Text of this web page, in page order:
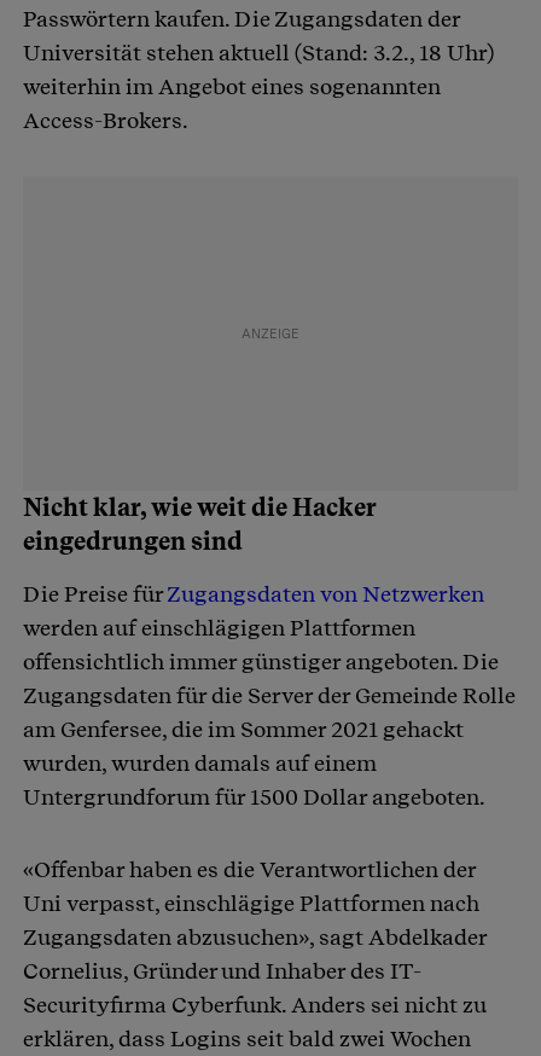
Passwörtern kaufen. Die Zugangsdaten der
Universität stehen aktuell (Stand: 3.2., 18 Uhr)
weiterhin im Angebot eines sogenannten
Access-Brokers.
Nicht klar, wie weit die Hacker
eingedrungen sind
Die Preise fürZugangsdaten von Netzwerken
werden auf einschlägigen Plattformen
offensichtlich immer günstiger angeboten. Die
Zugangsdaten für die Server der Gemeinde Rolle
am Genfersee, die im Sommer 2021 gehackt
wurden, wurden damals auf einem
Untergrundforum für 1500 Dollar angeboten.
«Offenbar haben es die Verantwortlichen der
Uni verpasst, einschlägige Plattformen nach
Zugangsdaten abzusuchen», sagt Abdelkader
Cornelius, Gründer und Inhaber des IT-
Securityfirma Cyberfunk. Anders sei nicht zu
erklären, dass Logins seit bald zwei Wochen